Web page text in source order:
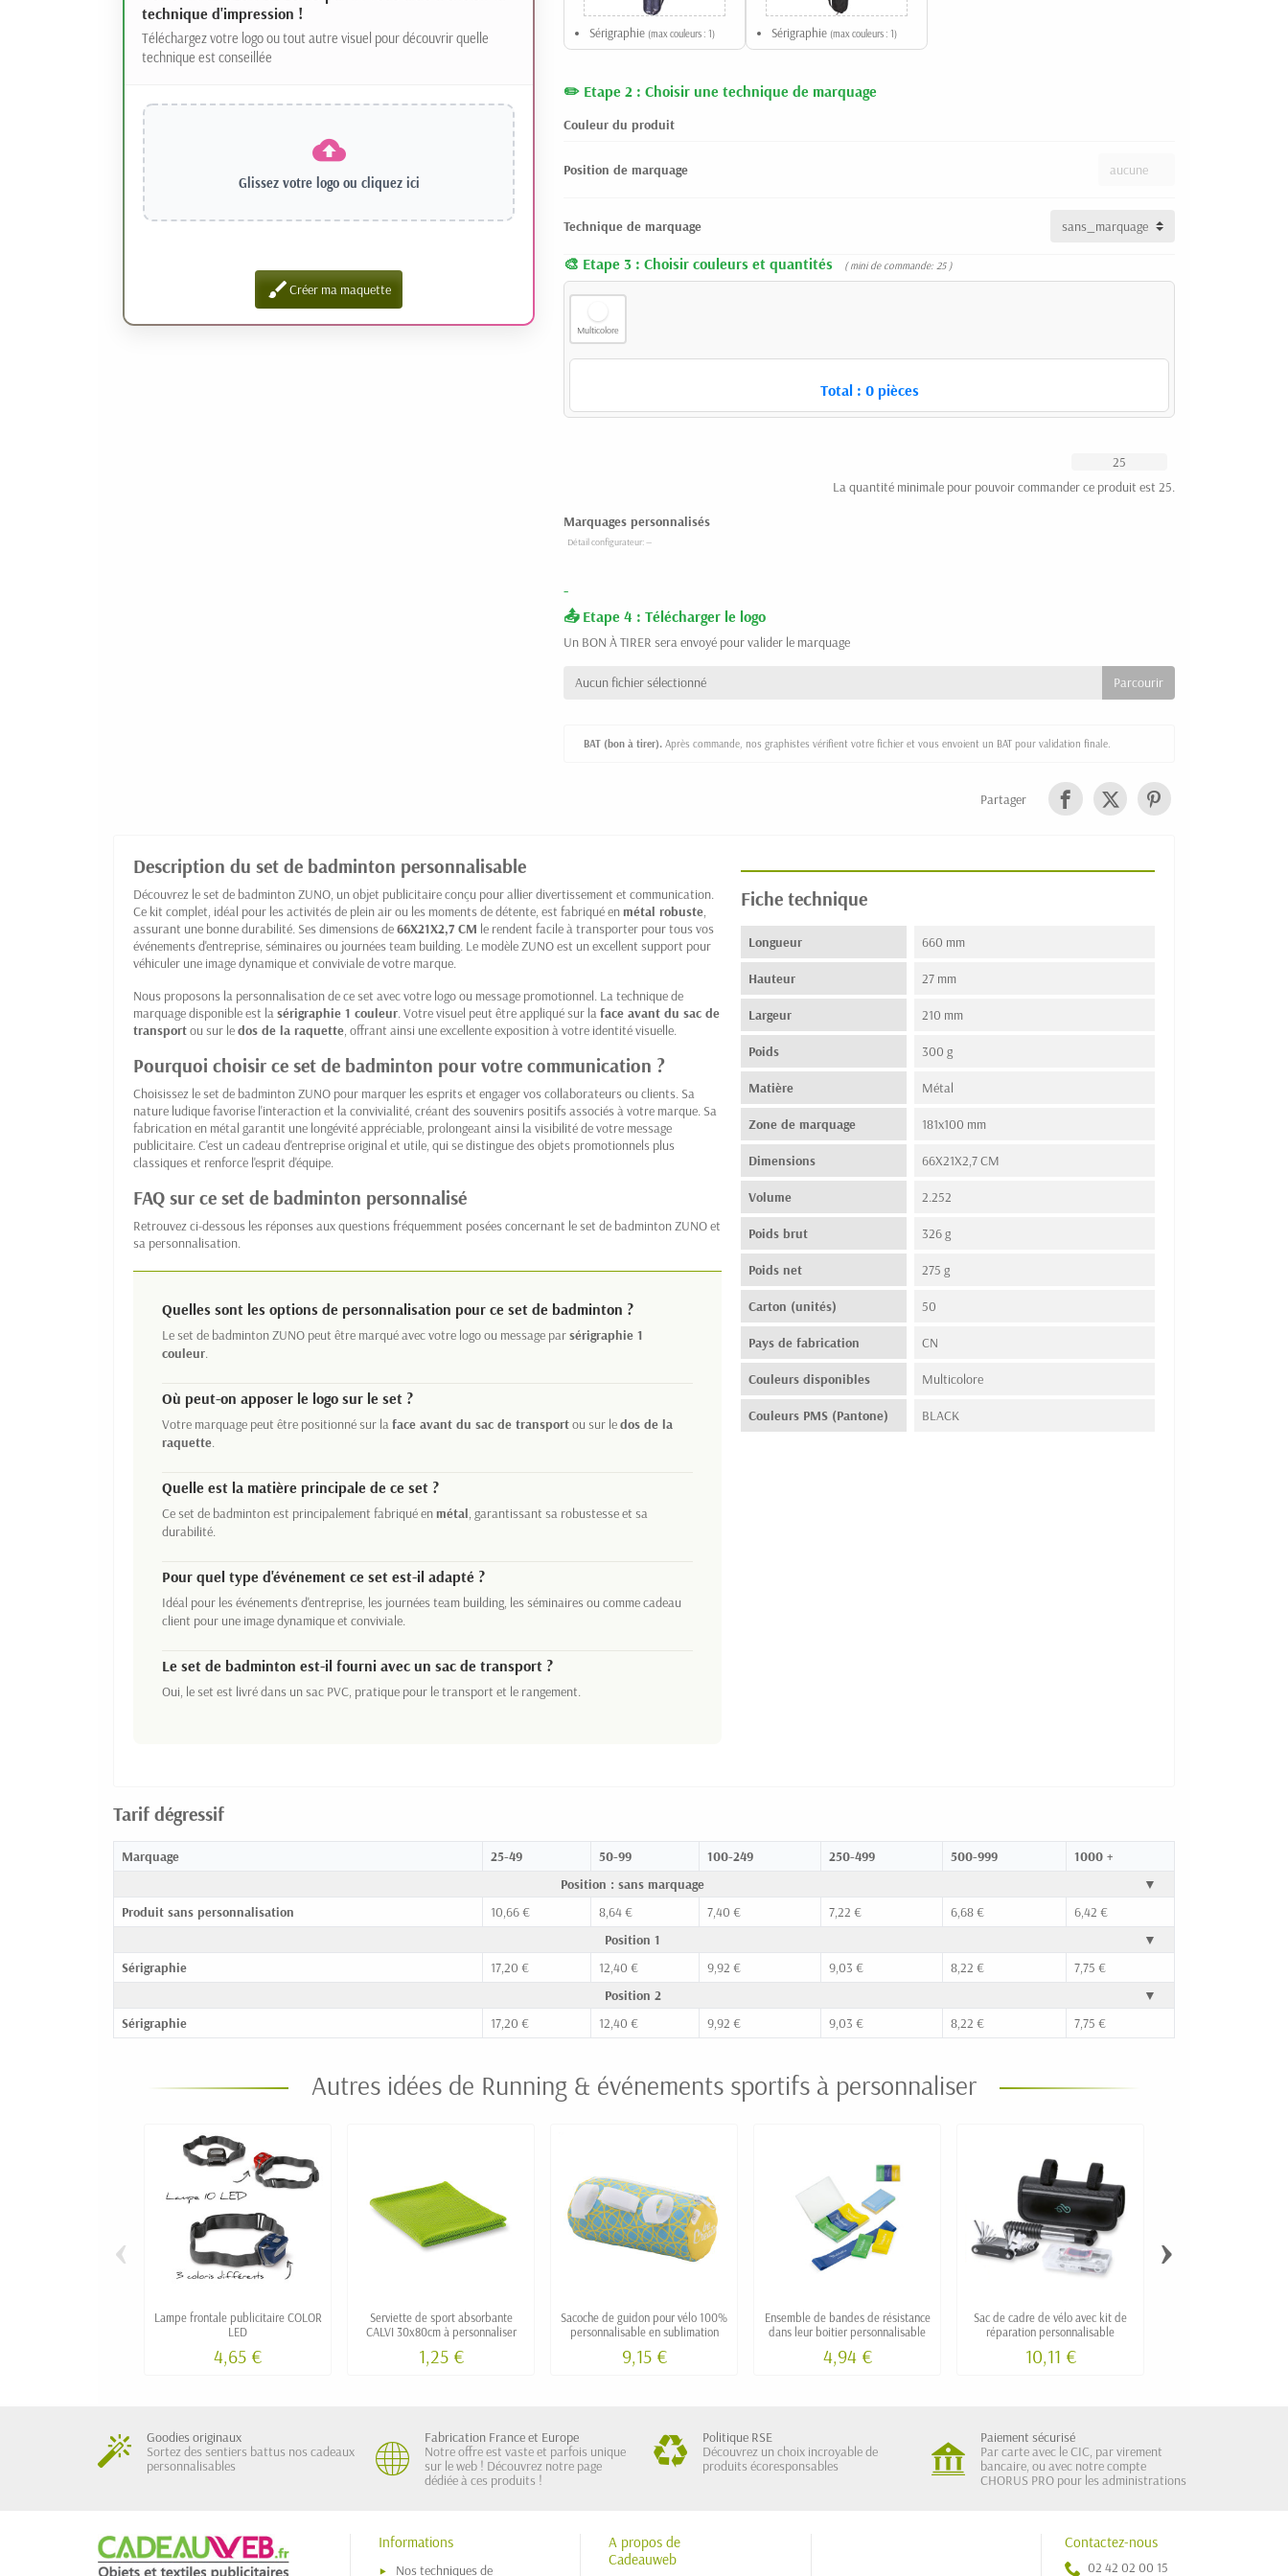
technique d'impression !
Téléchargez votre logo ou tout autre visuel pour découvrir quelle
technique est conseillée
Glissez votre logo ou cliquez ici
brushCréer ma maquette
Sérigraphie (max couleurs : 1) Sérigraphie (max couleurs : 1)
Etape 2 : Choisir une technique de marquage
Couleur du produit
Position de marquage
Technique de marquage
Etape 3 : Choisir couleurs et quantités ( mini de commande: 25 )
Multicolore
Total : 0pièces
La quantité minimale pour pouvoir commander ce produit est 25.
Marquages personnalisés
-
Etape 4 : Télécharger le logo
Un BON À TIRER sera envoyé pour valider le marquage
Aucun fichier sélectionné
BAT (bon à tirer). Après commande, nos graphistes vérifient votre fichier et vous envoient un BAT pour validation finale.
Partager
Description du set de badminton personnalisable
Découvrez le set de badminton ZUNO, un objet publicitaire conçu pour allier divertissement et communication.
Ce kit complet, idéal pour les activités de plein air ou les moments de détente, est fabriqué enmétal robuste,
assurant une bonne durabilité. Ses dimensions de66X21X2,7 CM le rendent facile à transporter pour tous vos
événements d'entreprise, séminaires ou journées team building. Le modèle ZUNO est un excellent support pour
véhiculer une image dynamique et conviviale de votre marque.
Nous proposons la personnalisation de ce set avec votre logo ou message promotionnel. La technique de
marquage disponible est lasérigraphie 1 couleur. Votre visuel peut être appliqué sur laface avant du sac de
transportou sur ledos de la raquette, offrant ainsi une excellente exposition à votre identité visuelle.
Pourquoi choisir ce set de badminton pour votre communication ?
Choisissez le set de badminton ZUNO pour marquer les esprits et engager vos collaborateurs ou clients. Sa
nature ludique favorise l'interaction et la convivialité, créant des souvenirs positifs associés à votre marque. Sa
fabrication en métal garantit une longévité appréciable, prolongeant ainsi la visibilité de votre message
publicitaire. C'est un cadeau d'entreprise original et utile, qui se distingue des objets promotionnels plus
classiques et renforce l'esprit d'équipe.
FAQ sur ce set de badminton personnalisé
Retrouvez ci-dessous les réponses aux questions fréquemment posées concernant le set de badminton ZUNO et
sa personnalisation.
Quelles sont les options de personnalisation pour ce set de badminton ?
Le set de badminton ZUNO peut être marqué avec votre logo ou message parsérigraphie 1
couleur.
Où peut-on apposer le logo sur le set ?
Votre marquage peut être positionné sur laface avant du sac de transportou sur ledos de la
raquette.
Quelle est la matière principale de ce set ?
Ce set de badminton est principalement fabriqué enmétal, garantissant sa robustesse et sa
durabilité.
Pour quel type d'événement ce set est-il adapté ?
Idéal pour les événements d'entreprise, les journées team building, les séminaires ou comme cadeau
client pour une image dynamique et conviviale.
Le set de badminton est-il fourni avec un sac de transport ?
Oui, le set est livré dans un sac PVC, pratique pour le transport et le rangement.
Fiche technique
Longueur 660 mm
Hauteur 27 mm
Largeur 210 mm
Poids 300 g
Matière Métal
Zone de marquage 181x100 mm
Dimensions 66X21X2,7 CM
Volume 2.252
Poids brut 326 g
Poids net 275 g
Carton (unités) 50
Pays de fabrication CN
Couleurs disponibles Multicolore
Couleurs PMS (Pantone) BLACK
Tarif dégressif
Marquage 25-49 50-99 100-249 250-499 500-999
1000 +
Position : sans marquage
▼
Produit sans personnalisation
10,66 € 8,64 € 7,40 € 7,22 € 6,68 €
6,42 €
Position 1
▼
Sérigraphie
17,20 € 12,40 € 9,92 € 9,03 € 8,22 €
7,75 €
Position 2
▼
Sérigraphie
17,20 € 12,40 € 9,92 € 9,03 € 8,22 € 7,75 €
Autres idées de Running & événements sportifs à personnaliser
Lampe frontale publicitaire COLOR
LED
4,65 €
Serviette de sport absorbante
CALVI 30x80cm à personnaliser
1,25 €
Sacoche de guidon pour vélo 100%
personnalisable en sublimation
9,15 €
Ensemble de bandes de résistance
dans leur boitier personnalisable
4,94 €
Sac de cadre de vélo avec kit de
réparation personnalisable
10,11 €
‹ ›
Goodies originaux
Sortez des sentiers battus nos cadeaux
personnalisables
Fabrication France et Europe
Notre offre est vaste et parfois unique
sur le web ! Découvrez notre page
dédiée à ces produits !
Politique RSE
Découvrez un choix incroyable de
produits écoresponsables
Paiement sécurisé
Par carte avec le CIC, par virement
bancaire, ou avec notre compte
CHORUS PRO pour les administrations
Informations
Nos techniques de
A propos de
Cadeauweb
Contactez-nous
02 42 02 00 15